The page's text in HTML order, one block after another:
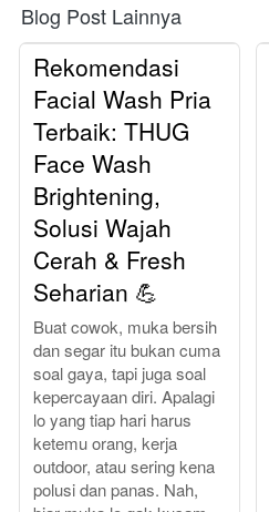
Blog Post Lainnya
Rekomendasi
Facial Wash Pria
Terbaik: THUG
Face Wash
Brightening,
Solusi Wajah
Cerah & Fresh
Seharian 💪
Buat cowok, muka bersih
dan segar itu bukan cuma
soal gaya, tapi juga soal
kepercayaan diri. Apalagi
lo yang tiap hari harus
ketemu orang, kerja
outdoor, atau sering kena
polusi dan panas. Nah,